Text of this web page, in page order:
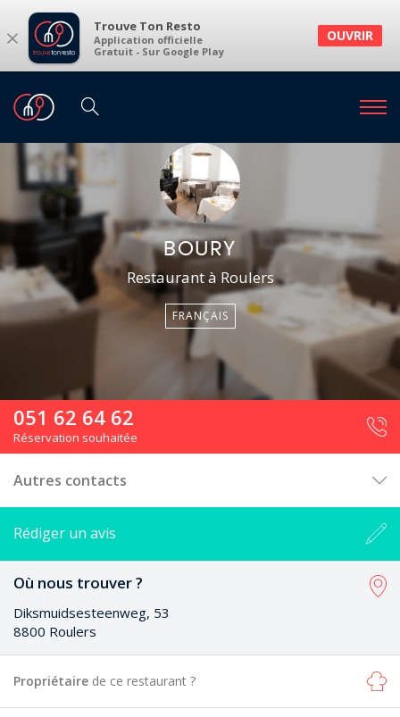
× Trouve Ton Resto
Application officielle
Gratuit - Sur Google Play
OUVRIR
BOURY
Restaurant à Roulers
FRANÇAIS
051 62 64 62
Réservation souhaitée
Autres contacts
Rédiger un avis
Où nous trouver ?
Diksmuidsesteenweg, 53
8800 Roulers
Propriétaire de ce restaurant ?